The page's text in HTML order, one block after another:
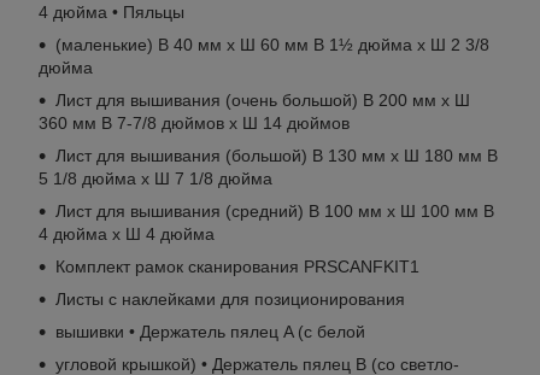
4 дюйма • Пяльцы
(маленькие) В 40 мм x Ш 60 мм В 1½ дюйма x Ш 2 3/8
дюйма
Лист для вышивания (очень большой) В 200 мм x Ш
360 мм В 7-7/8 дюймов x Ш 14 дюймов
Лист для вышивания (большой) В 130 мм x Ш 180 мм В
5 1/8 дюйма x Ш 7 1/8 дюйма
Лист для вышивания (средний) В 100 мм x Ш 100 мм В
4 дюйма x Ш 4 дюйма
Комплект рамок сканирования PRSCANFKIT1
Листы с наклейками для позиционирования
вышивки • Держатель пялец A (с белой
угловой крышкой) • Держатель пялец B (со светло-